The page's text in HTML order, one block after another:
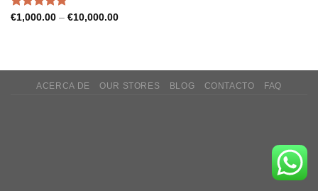
Rated4.75
€1,000.00 – €10,000.00Price
ACERCA DE OUR STORES BLOG CONTACTO FAQ